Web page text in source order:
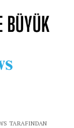
TARAFINDAN